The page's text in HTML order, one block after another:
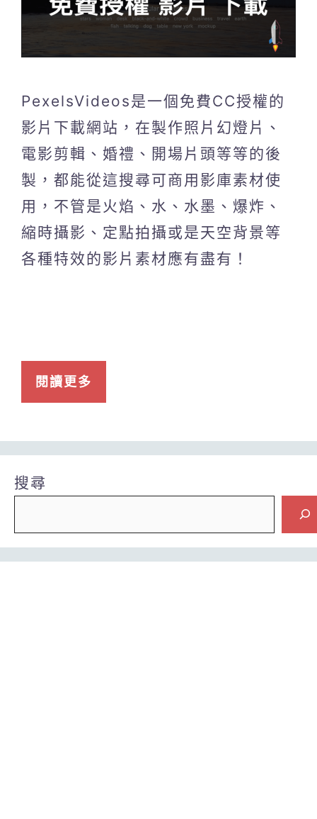
PexelsVideos是一個免費CC授權的
影片下載網站，在製作照片幻燈片、
電影剪輯、婚禮、開場片頭等等的後
製，都能從這搜尋可商用影庫素材使
用，不管是火焰、水、水墨、爆炸、
縮時攝影、定點拍攝或是天空背景等
各種特效的影片素材應有盡有！
閱讀更多
搜尋